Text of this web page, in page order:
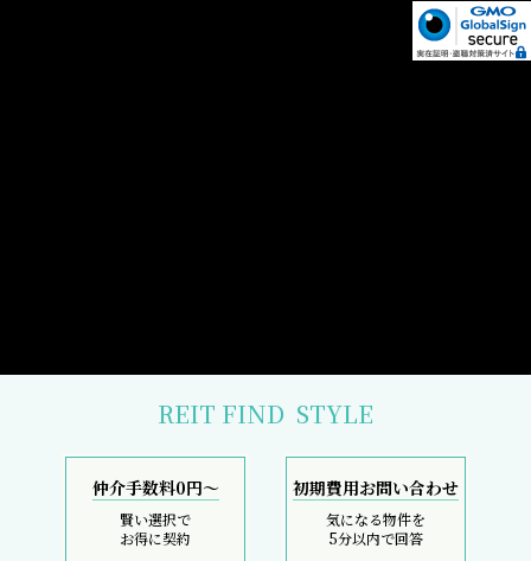
REIT FIND STYLE
仲介手数料0円～
賢い選択で
お得に契約
初期費用お問い合わせ
気になる物件を
5分以内で回答